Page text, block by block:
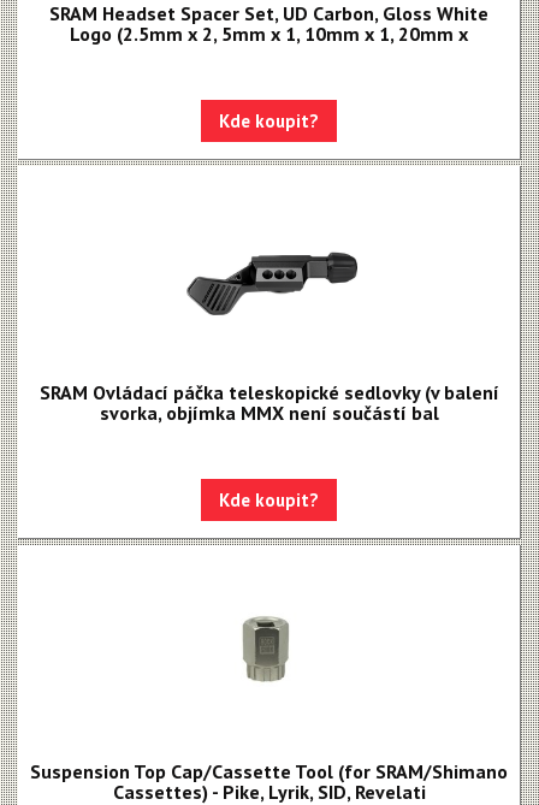
SRAM Headset Spacer Set, UD Carbon, Gloss White
Logo (2.5mm x 2, 5mm x 1, 10mm x 1, 20mm x
Kde koupit?
SRAM Ovládací páčka teleskopické sedlovky (v balení
svorka, objímka MMX není součástí bal
Kde koupit?
Suspension Top Cap/Cassette Tool (for SRAM/Shimano
Cassettes) - Pike, Lyrik, SID, Revelati